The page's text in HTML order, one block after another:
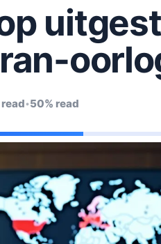
•50% read